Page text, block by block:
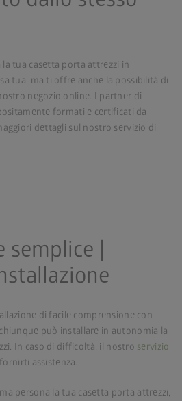
tua casetta porta attrezzi in
tua, ma ti offre anche la possibilità di
negozio online. I partner di
formati e certificati da
dettagli sul nostro servizio di
|
di facile comprensione con
può installare in autonomia la
In caso di difficoltà, il nostro servizio
assistenza.
persona la tua casetta porta attrezzi,